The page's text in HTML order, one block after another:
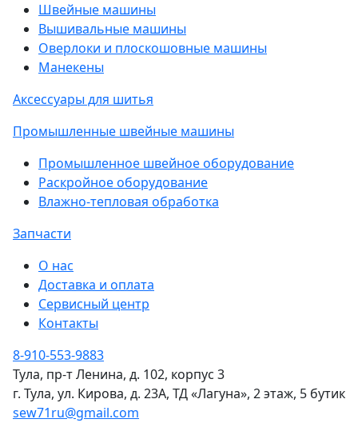
Швейные машины
Вышивальные машины
Оверлоки и плоскошовные машины
Манекены
Аксессуары для шитья
Промышленные швейные машины
Промышленное швейное оборудование
Раскройное оборудование
Влажно-тепловая обработка
Запчасти
О нас
Доставка и оплата
Сервисный центр
Контакты
8-910-553-9883
Тула, пр-т Ленина, д. 102, корпус 3
г. Тула, ул. Кирова, д. 23А, ТД «Лагуна», 2 этаж, 5 бутик
sew71ru@gmail.com